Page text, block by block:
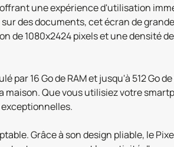
une expérience d'utilisation
des documents, cet écran de
1080x2424 pixels et une densité
par 16 Go de RAM et jusqu'à 512
Que vous utilisiez votre
Grâce à son design pliable, le